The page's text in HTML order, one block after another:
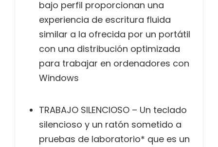
bajo perfil proporcionan una
experiencia de escritura fluida
similar a la ofrecida por un portátil
con una distribución optimizada
para trabajar en ordenadores con
Windows
TRABAJO SILENCIOSO – Un teclado
silencioso y un ratón sometido a
pruebas de laboratorio* que es un